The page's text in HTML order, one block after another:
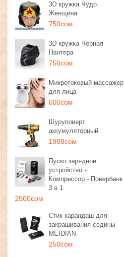
3D кружка Чудо
Женщина
750сом
3D кружка Черная
Пантера
750сом
Микротоковый массажер
для лица
600сом
Шуруповерт
аккумуляторный
1900сом
Пуско зарядное
устройство -
Компрессор - Повербанк
3 в 1
2500сом
Стик карандаш для
закрашивания седины
MEIDIAN
250сом